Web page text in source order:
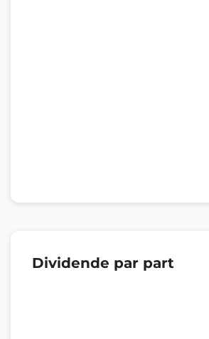
Dividende par part